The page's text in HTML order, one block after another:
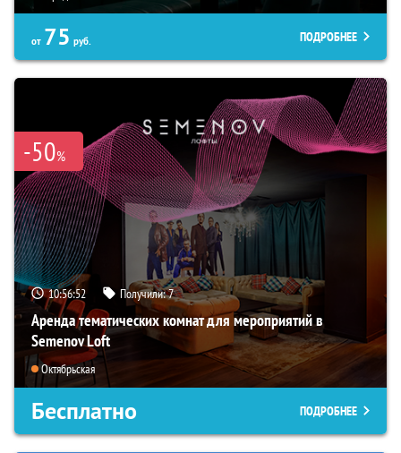
от 75 руб. ПОДРОБНЕЕ
-50%
10:56:50 Получили:7
Аренда тематических комнат для мероприятий в
Semenov Loft
Октябрьская
Бесплатно ПОДРОБНЕЕ